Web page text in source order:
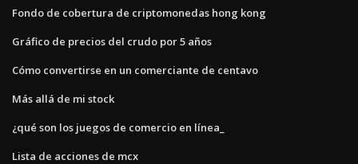
Fondo de cobertura de criptomonedas hong kong
Gráfico de precios del crudo por 5 años
Cómo convertirse en un comerciante de centavo
Más allá de mi stock
¿qué son los juegos de comercio en línea_
Lista de acciones de mcx